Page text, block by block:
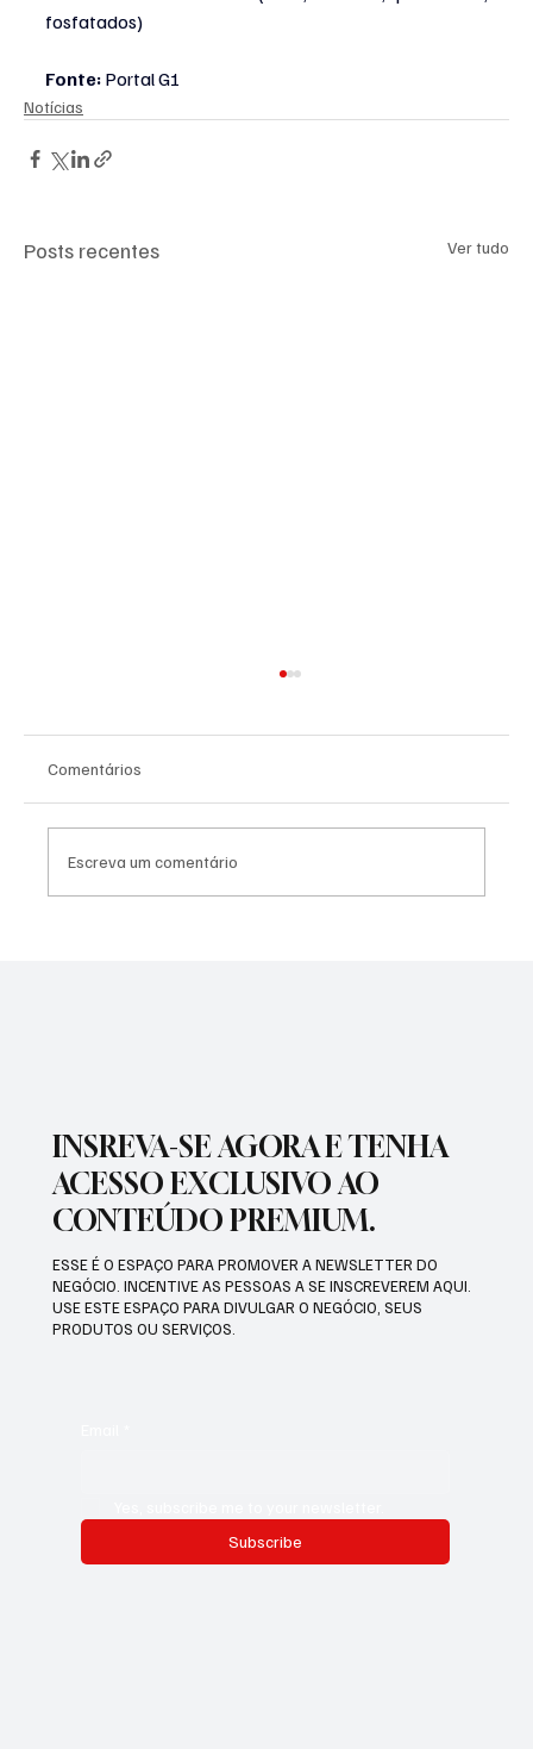
fosfatados)
Fonte: Portal G1
Notícias
Posts recentes Ver tudo
Comentários
Escreva um comentário
INSREVA-SE AGORA E TENHA
ACESSO EXCLUSIVO AO
CONTEÚDO PREMIUM.
ESSE É O ESPAÇO PARA PROMOVER A NEWSLETTER DO
NEGÓCIO. INCENTIVE AS PESSOAS A SE INSCREVEREM AQUI.
USE ESTE ESPAÇO PARA DIVULGAR O NEGÓCIO, SEUS
PRODUTOS OU SERVIÇOS.
Subscribe